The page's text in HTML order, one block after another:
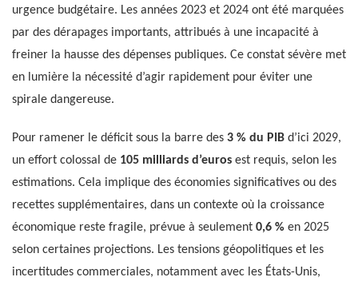
urgence budgétaire. Les années 2023 et 2024 ont été marquées
par des dérapages importants, attribués à une incapacité à
freiner la hausse des dépenses publiques. Ce constat sévère met
en lumière la nécessité d’agir rapidement pour éviter une
spirale dangereuse.
Pour ramener le déficit sous la barre des 3 % du PIB d’ici 2029,
un effort colossal de 105 milliards d’euros est requis, selon les
estimations. Cela implique des économies significatives ou des
recettes supplémentaires, dans un contexte où la croissance
économique reste fragile, prévue à seulement 0,6 % en 2025
selon certaines projections. Les tensions géopolitiques et les
incertitudes commerciales, notamment avec les États-Unis,